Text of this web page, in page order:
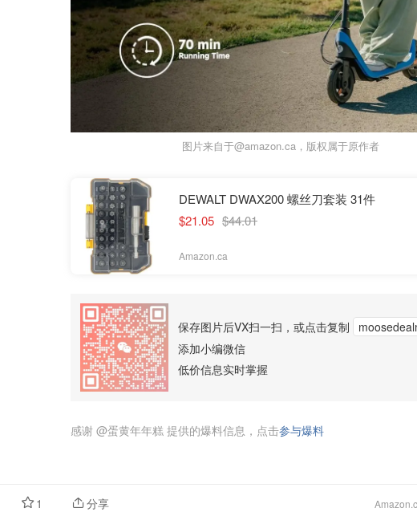
图片来自于@amazon.ca，版权属于原作者
DEWALT DWAX200 螺丝刀套装 31件
$21.05 $44.01
Amazon.ca
保存图片后VX扫一扫，或点击复制
添加小编微信
低价信息实时掌握
感谢 @蛋黄年年糕 提供的爆料信息，点击参与爆料
1 分享